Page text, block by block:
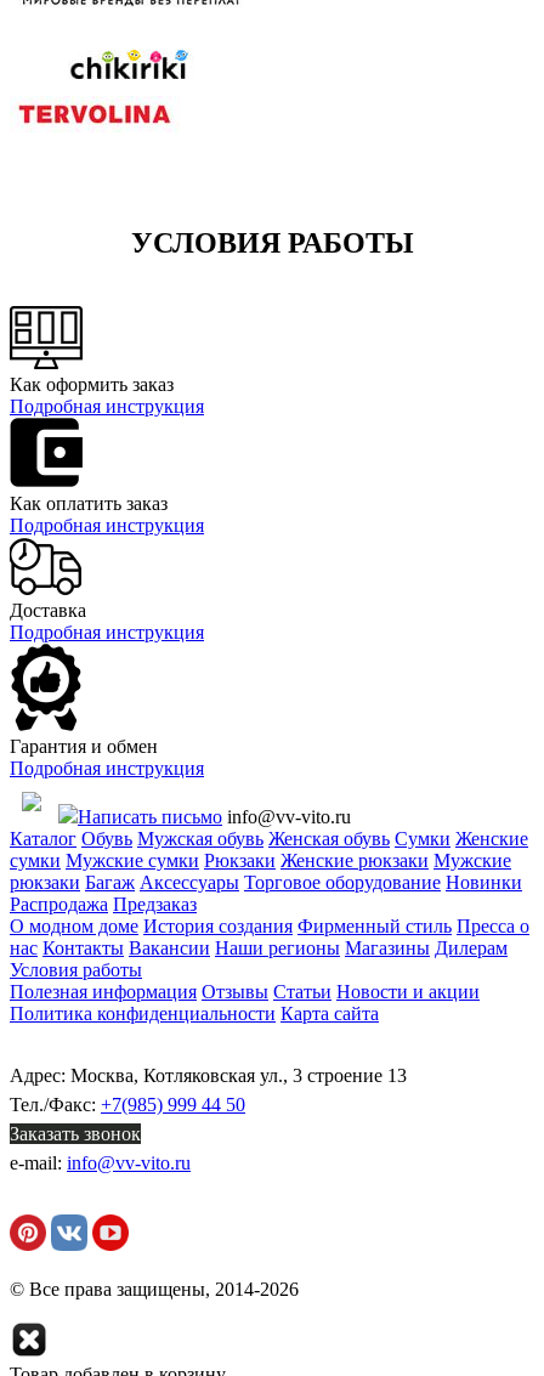
УСЛОВИЯ РАБОТЫ
Как оформить заказ
Подробная инструкция
Как оплатить заказ
Подробная инструкция
Доставка
Подробная инструкция
Гарантия и обмен
Подробная инструкция
Написать письмо info@vv-vito.ru
Каталог Обувь Мужская обувь Женская обувь Сумки Женские
сумки Мужские сумки Рюкзаки Женские рюкзаки Мужские
рюкзаки Багаж Аксессуары Торговое оборудование Новинки
Распродажа Предзаказ
О модном доме История создания Фирменный стиль Пресса о
нас Контакты Вакансии Наши регионы Магазины Дилерам
Условия работы
Полезная информация Отзывы Статьи Новости и акции
Политика конфиденциальности Карта сайта
Адрес: Москва, Котляковская ул., 3 строение 13
Тел./Факс: +7(985) 999 44 50
Заказать звонок
e-mail: info@vv-vito.ru
© Все права защищены, 2014-2026